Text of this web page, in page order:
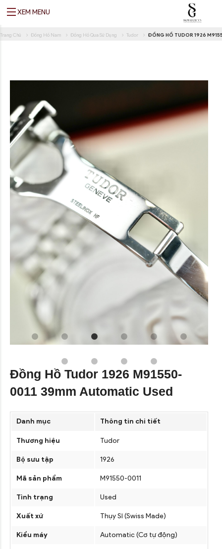
XEM MENU
Trang Chủ Đồng Hồ Nam Đồng Hồ Qua Sử Dụng Tudor ĐỒNG HỒ TUDOR 1926
Đồng Hồ Tudor 1926 M91550-
0011 39mm Automatic Used
Danh mục Thông tin chi tiết
Thương hiệu Tudor
Bộ sưu tập 1926
Mã sản phẩm M91550-0011
Tình trạng Used
Xuất xứ Thụy Sĩ (Swiss Made)
Kiểu máy Automatic (Cơ tự động)
Translate